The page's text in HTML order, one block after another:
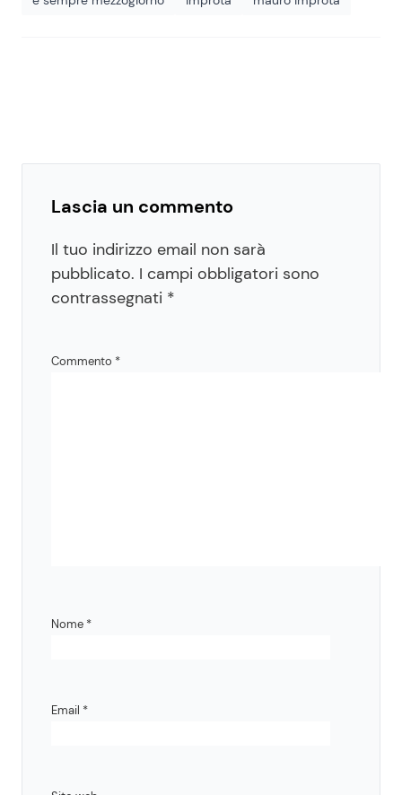
Lascia un commento
Il tuo indirizzo email non sarà
pubblicato. I campi obbligatori sono
contrassegnati *
Commento *
Nome *
Email *